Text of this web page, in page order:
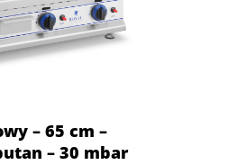
– 65 cm –
– 30 mbar